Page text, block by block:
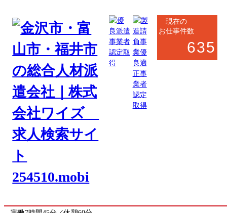
現在の
お仕事件数
635
滑川市・立山町・上市町
事務系
一般事務（データ入力・発注業務）
お仕事番号toyama_8130
《応募先》富山営業所
勤務地
(最寄駅 東滑川駅)
駅から車で10分